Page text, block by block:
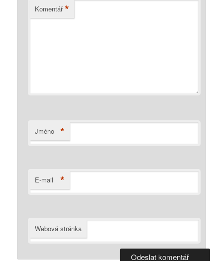
Komentář *
Jméno *
E-mail *
Webová stránka